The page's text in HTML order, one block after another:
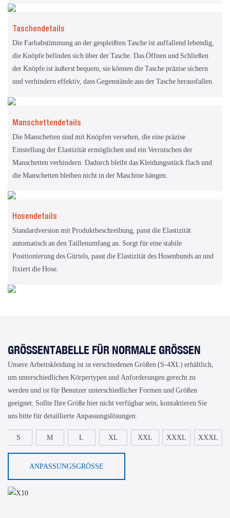
Taschendetails
Die Farbabstimmung an der gespleißten Tasche ist auffallend lebendig,
die Knöpfe befinden sich über der Tasche. Das Öffnen und Schließen
der Knöpfe ist äußerst bequem, sie können die Tasche präzise sichern
und verhindern effektiv, dass Gegenstände aus der Tasche herausfallen.
Manschettendetails
Die Manschetten sind mit Knöpfen versehen, die eine präzise
Einstellung der Elastizität ermöglichen und ein Verrutschen der
Manschetten verhindern. Dadurch bleibt das Kleidungsstück flach und
die Manschetten bleiben nicht in der Maschine hängen.
Hosendetails
Standardversion mit Produktbeschreibung, passt die Elastizität
automatisch an den Taillenumfang an. Sorgt für eine stabile
Positionierung des Gürtels, passt die Elastizität des Hosenbunds an und
fixiert die Hose.
GRÖSSENTABELLE FÜR NORMALE GRÖSSEN
Unsere Arbeitskleidung ist in verschiedenen Größen (S-4XL) erhältlich,
um unterschiedlichen Körpertypen und Anforderungen gerecht zu
werden und ist für Benutzer unterschiedlicher Formen und Größen
geeignet. Sollte Ihre Größe hier nicht verfügbar sein, kontaktieren Sie
uns bitte für detaillierte Anpassungslösungen.
S M L XL XXL XXXL XXXL
ANPASSUNGSGRÖSSE